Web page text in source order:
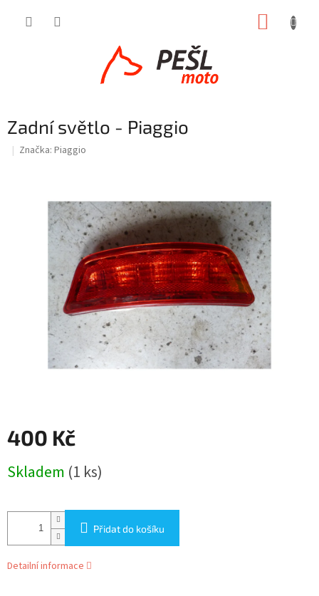
Zadní světlo - Piaggio
Značka: Piaggio
400 Kč
cena:
Skladem (1 ks)
Přidat do košíku
Detailní informace